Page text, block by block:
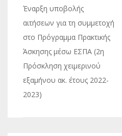
Πλοήγηση
άρθρων
Έναρξη υποβολής
αιτήσεων για τη συμμετοχή
στο Πρόγραμμα Πρακτικής
Άσκησης μέσω ΕΣΠΑ (2η
Πρόσκληση χειμερινού
εξαμήνου ακ. έτους 2022-
2023)